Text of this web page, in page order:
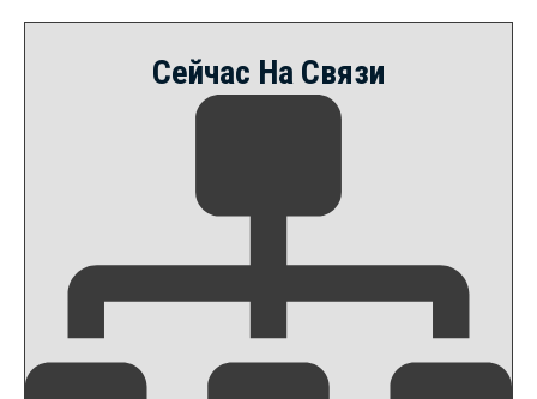
Сейчас На Связи